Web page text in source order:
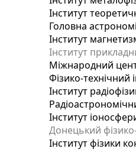
Інститут
Головна
Інститут
Інститут
Міжнародний
Фізико-технічний
Інститут
Інститут
Донецький
Інститут фізики